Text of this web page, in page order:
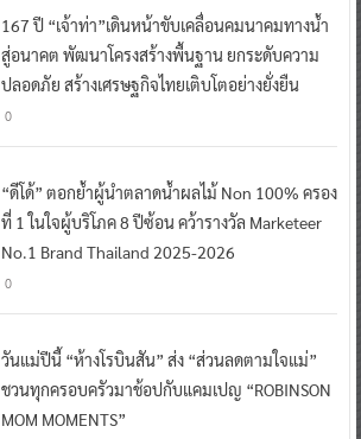
167 ปี “เจ้าท่า”เดินหน้าขับเคลื่อนคมนาคมทางน้ำ
สู่อนาคต พัฒนาโครงสร้างพื้นฐาน ยกระดับความ
ปลอดภัย สร้างเศรษฐกิจไทยเติบโตอย่างยั่งยืน
0
“ดีโด้” ตอกย้ำผู้นำตลาดน้ำผลไม้ Non 100% ครอง
ที่ 1 ในใจผู้บริโภค 8 ปีซ้อน คว้ารางวัล Marketeer
No.1 Brand Thailand 2025-2026
0
วันแม่ปีนี้ “ห้างโรบินสัน” ส่ง “ส่วนลดตามใจแม่”
ชวนทุกครอบครัวมาช้อปกับแคมเปญ “ROBINSON
MOM MOMENTS”